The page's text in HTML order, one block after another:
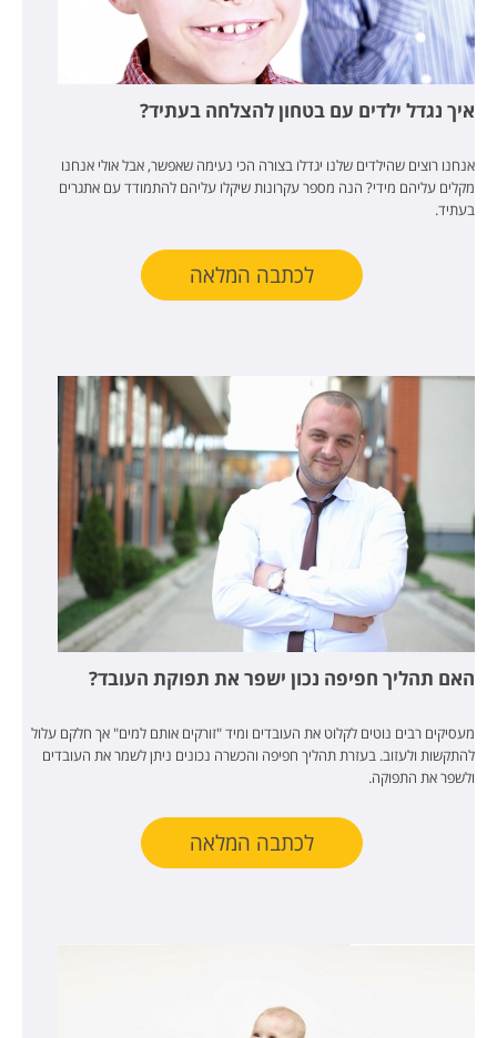
איך נגדל ילדים עם בטחון להצלחה בעתיד?
אנחנו רוצים שהילדים שלנו יגדלו בצורה הכי נעימה שאפשר, אבל אולי אנחנו
מקלים עליהם מידי? הנה מספר עקרונות שיקלו עליהם להתמודד עם אתגרים
בעתיד.
לכתבה המלאה
האם תהליך חפיפה נכון ישפר את תפוקת העובד?
מעסיקים רבים נוטים לקלוט את העובדים ומיד "זורקים אותם למים" אך חלקם עלול
להתקשות ולעזוב. בעזרת תהליך חפיפה והכשרה נכונים ניתן לשמר את העובדים
ולשפר את התפוקה.
לכתבה המלאה